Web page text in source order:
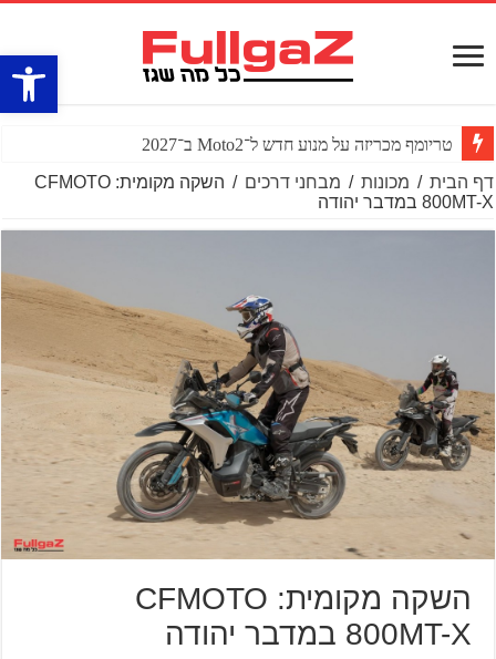
פתח
טריומף מכריזה על מנוע חדש ל־Moto2 ב־2027
דף הבית / מכונות / מבחני דרכים /
השקה מקומית: CFMOTO
800MT-X במדבר יהודה
השקה מקומית: CFMOTO
800MT-X במדבר יהודה